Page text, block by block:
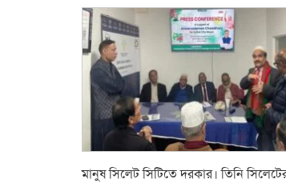
মানুষ সি‌লেট সি‌টি‌তে দরকার। তিনি